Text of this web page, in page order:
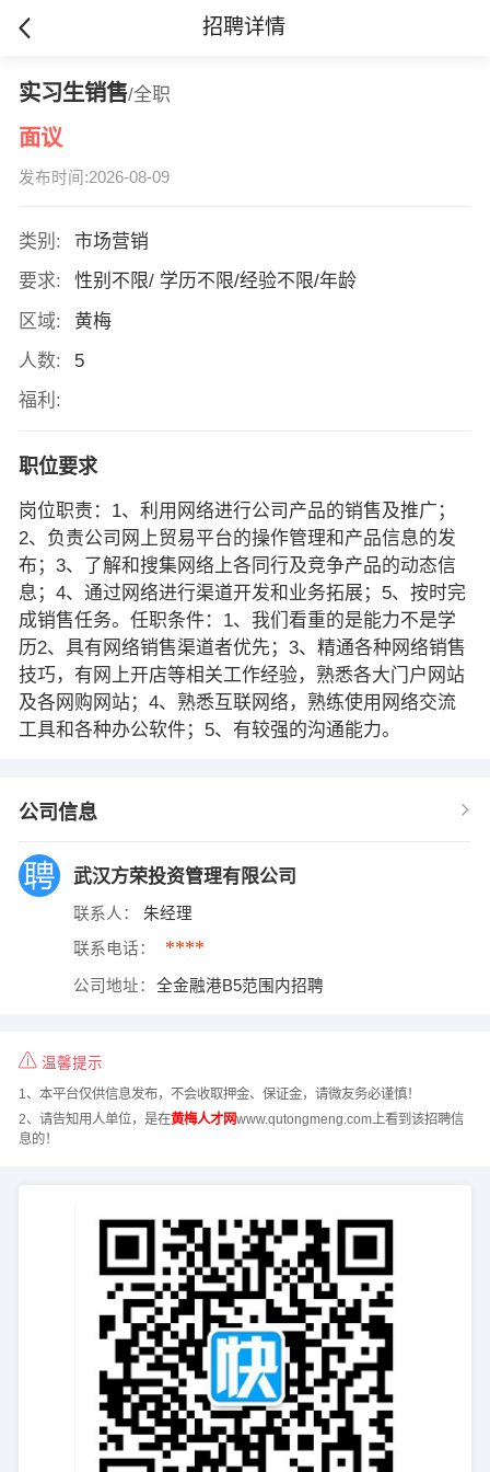
招聘详情
实习生销售/全职
面议
发布时间:2026-08-09
类别:
市场营销
要求:
性别不限/ 学历不限/经验不限/年龄
区域:
黄梅
人数:
5
福利:
职位要求
岗位职责：1、利用网络进行公司产品的销售及推广；
2、负责公司网上贸易平台的操作管理和产品信息的发
布；3、了解和搜集网络上各同行及竞争产品的动态信
息；4、通过网络进行渠道开发和业务拓展；5、按时完
成销售任务。任职条件：1、我们看重的是能力不是学
历2、具有网络销售渠道者优先；3、精通各种网络销售
技巧，有网上开店等相关工作经验，熟悉各大门户网站
及各网购网站；4、熟悉互联网络，熟练使用网络交流
工具和各种办公软件；5、有较强的沟通能力。
公司信息
武汉方荣投资管理有限公司
联系人： 朱经理
联系电话： ****
公司地址： 全金融港B5范围内招聘
温馨提示
1、本平台仅供信息发布，不会收取押金、保证金，请微友务必谨慎！
2、请告知用人单位，是在黄梅人才网www.qutongmeng.com上看到该招聘信
息的！